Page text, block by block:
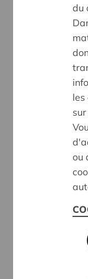
Teilhaber
Anteile haben
über 18 und
sozial
an
bereit sein,
Region
kein
der
kein
zum
bis zum
du
les
ou